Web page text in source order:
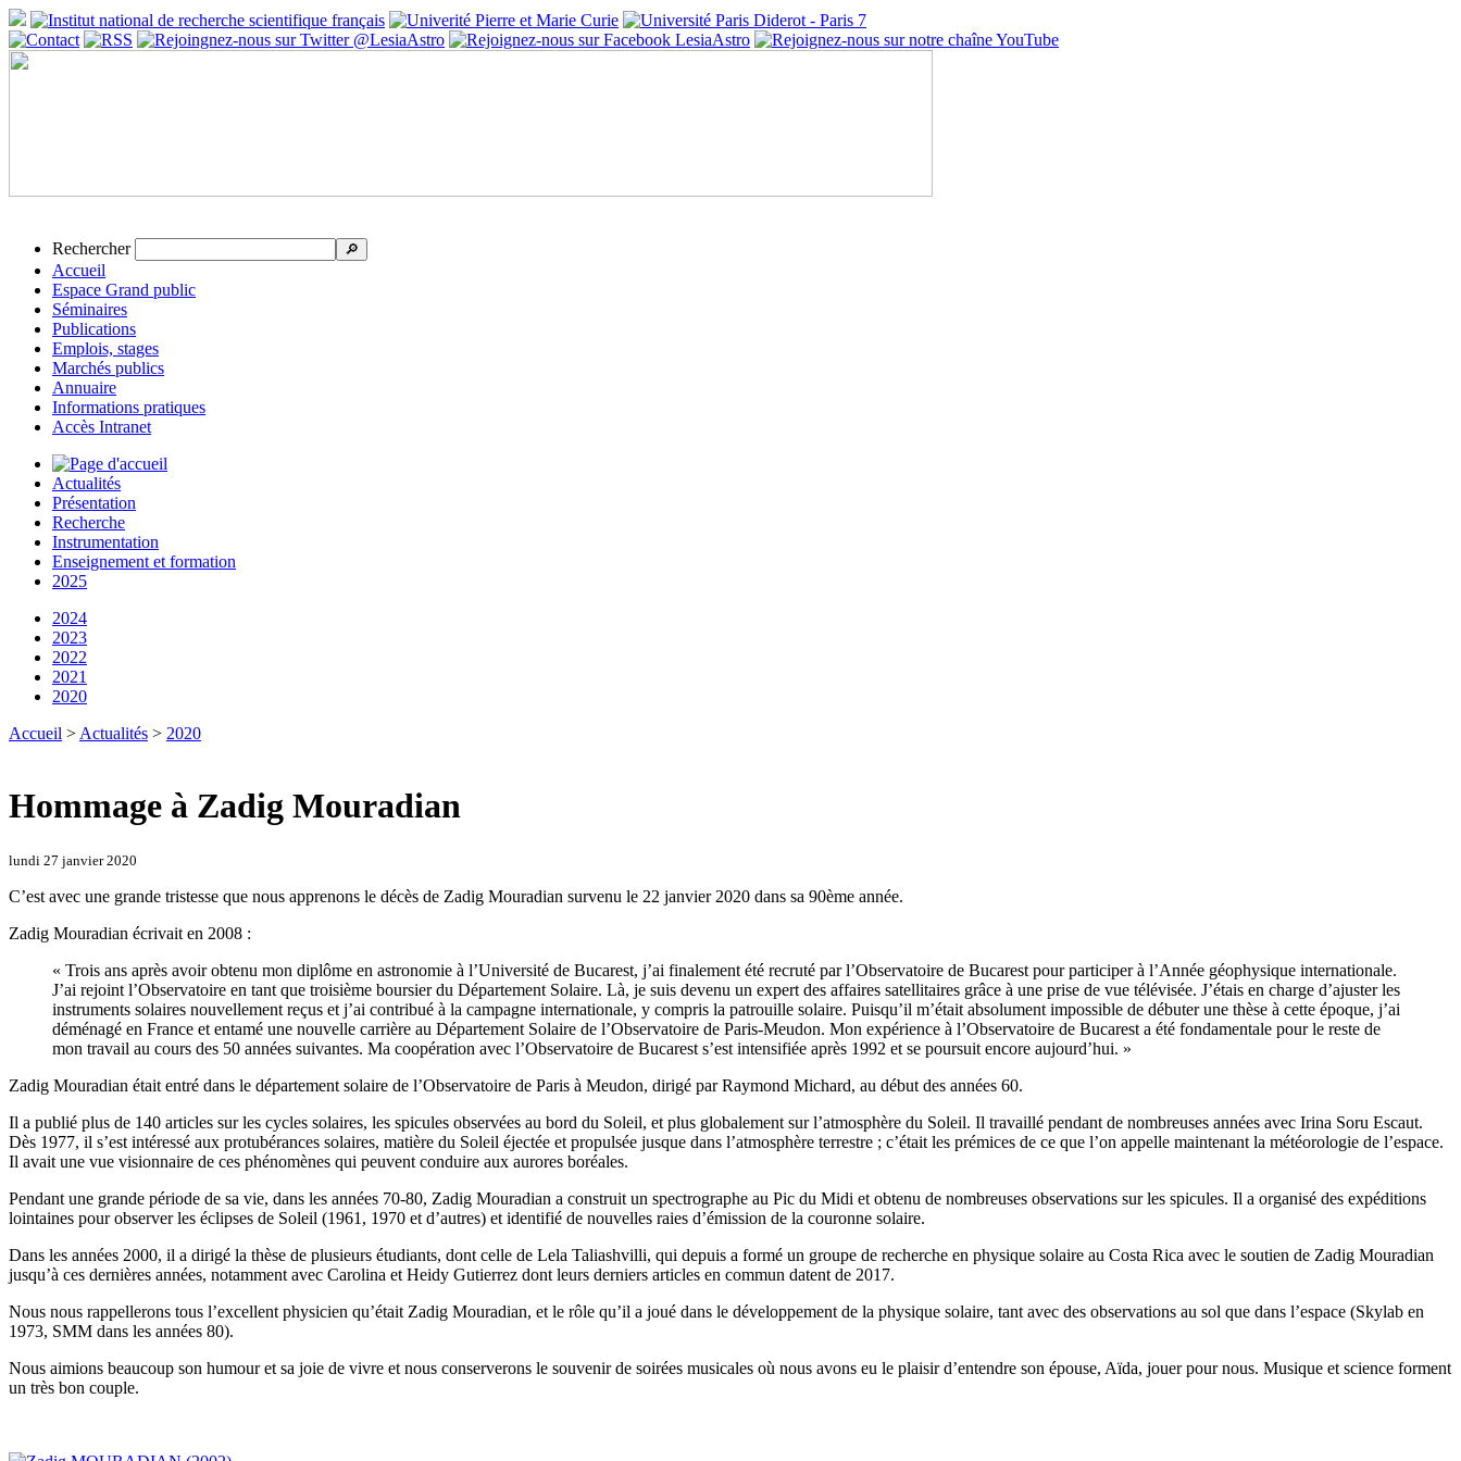
Rechercher 🔎
Accueil
Espace Grand public
Séminaires
Publications
Emplois, stages
Marchés publics
Annuaire
Informations pratiques
Accès Intranet
Actualités
Présentation
Recherche
Instrumentation
Enseignement et formation
2025
2024
2023
2022
2021
2020
Accueil > Actualités > 2020
Hommage à Zadig Mouradian
lundi 27 janvier 2020
C’est avec une grande tristesse que nous apprenons le décès de Zadig Mouradian survenu le 22 janvier 2020 dans sa 90ème année.
Zadig Mouradian écrivait en 2008 :
« Trois ans après avoir obtenu mon diplôme en astronomie à l’Université de Bucarest, j’ai finalement été recruté par l’Observatoire de Bucarest pour participer à l’Année géophysique internationale.
J’ai rejoint l’Observatoire en tant que troisième boursier du Département Solaire. Là, je suis devenu un expert des affaires satellitaires grâce à une prise de vue télévisée. J’étais en charge d’ajuster les
instruments solaires nouvellement reçus et j’ai contribué à la campagne internationale, y compris la patrouille solaire. Puisqu’il m’était absolument impossible de débuter une thèse à cette époque, j’ai
déménagé en France et entamé une nouvelle carrière au Département Solaire de l’Observatoire de Paris-Meudon. Mon expérience à l’Observatoire de Bucarest a été fondamentale pour le reste de
mon travail au cours des 50 années suivantes. Ma coopération avec l’Observatoire de Bucarest s’est intensifiée après 1992 et se poursuit encore aujourd’hui. »
Zadig Mouradian était entré dans le département solaire de l’Observatoire de Paris à Meudon, dirigé par Raymond Michard, au début des années 60.
Il a publié plus de 140 articles sur les cycles solaires, les spicules observées au bord du Soleil, et plus globalement sur l’atmosphère du Soleil. Il travaillé pendant de nombreuses années avec Irina Soru Escaut.
Dès 1977, il s’est intéressé aux protubérances solaires, matière du Soleil éjectée et propulsée jusque dans l’atmosphère terrestre ; c’était les prémices de ce que l’on appelle maintenant la météorologie de l’espace.
Il avait une vue visionnaire de ces phénomènes qui peuvent conduire aux aurores boréales.
Pendant une grande période de sa vie, dans les années 70-80, Zadig Mouradian a construit un spectrographe au Pic du Midi et obtenu de nombreuses observations sur les spicules. Il a organisé des expéditions
lointaines pour observer les éclipses de Soleil (1961, 1970 et d’autres) et identifié de nouvelles raies d’émission de la couronne solaire.
Dans les années 2000, il a dirigé la thèse de plusieurs étudiants, dont celle de Lela Taliashvilli, qui depuis a formé un groupe de recherche en physique solaire au Costa Rica avec le soutien de Zadig Mouradian
jusqu’à ces dernières années, notamment avec Carolina et Heidy Gutierrez dont leurs derniers articles en commun datent de 2017.
Nous nous rappellerons tous l’excellent physicien qu’était Zadig Mouradian, et le rôle qu’il a joué dans le développement de la physique solaire, tant avec des observations au sol que dans l’espace (Skylab en
1973, SMM dans les années 80).
Nous aimions beaucoup son humour et sa joie de vivre et nous conserverons le souvenir de soirées musicales où nous avons eu le plaisir d’entendre son épouse, Aïda, jouer pour nous. Musique et science forment
un très bon couple.